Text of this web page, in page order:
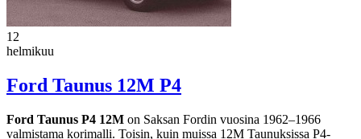
12
helmikuu
Ford Taunus 12M P4
Ford Taunus P4 12M on Saksan Fordin vuosina 1962–1966
valmistama korimalli. Toisin, kuin muissa 12M Taunuksissa P4-